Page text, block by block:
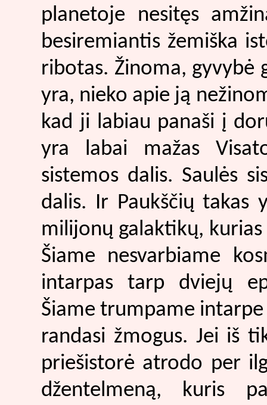
planetoje nesitęs
besiremiantis žemiška
ribotas. Žinoma,
yra, nieko apie ją
kad ji labiau panaši į
yra labai mažas
sistemos dalis. Saulės
dalis. Ir Paukščių takas
milijonų galaktikų,
Šiame nesvarbiame
intarpas tarp dviejų
Šiame trumpame
randasi žmogus. Jei iš
priešistorė atrodo per
džentelmeną, kuris